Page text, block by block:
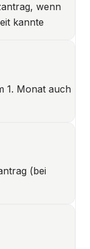
wenn
kannte
1. Monat auch
(bei